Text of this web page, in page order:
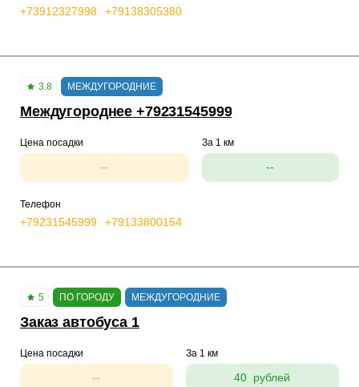
+73912327998 +79138305380
3.8 МЕЖДУГОРОДНИЕ
Междугороднее +79231545999
Цена посадки
--
За 1 км
--
Телефон
+79231545999 +79133800154
5 ПО ГОРОДУ МЕЖДУГОРОДНИЕ
Заказ автобуса 1
Цена посадки
--
За 1 км
40 рублей